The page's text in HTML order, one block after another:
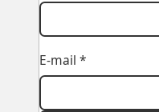
E-mail *